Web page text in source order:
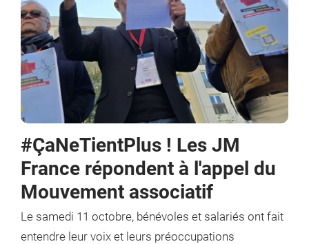
#ÇaNeTientPlus ! Les JM
France répondent à l'appel du
Mouvement associatif
Le samedi 11 octobre, bénévoles et salariés ont fait
entendre leur voix et leurs préoccupations